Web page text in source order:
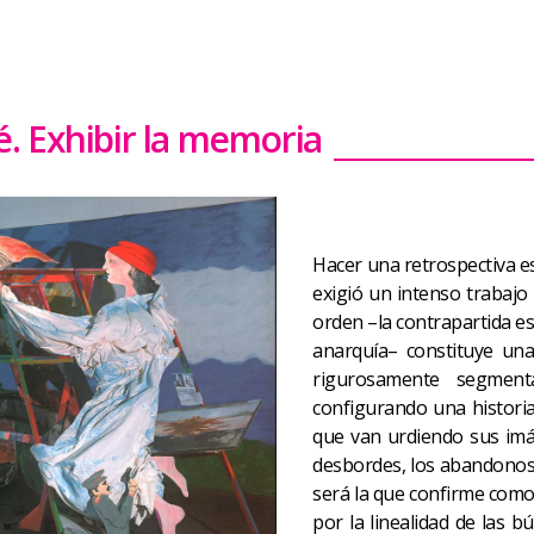
Exhibir la memoria
Hacer una retrospectiva
exigió un intenso trabajo
orden –la contrapartida
anarquía– constituye
rigurosamente
configurando una
que van urdiendo sus
desbordes, los
será la que confirme
por la linealidad de las